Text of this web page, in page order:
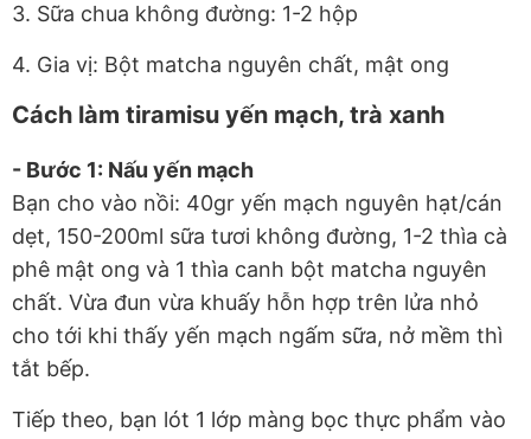
3. Sữa chua không đường: 1-2 hộp
4. Gia vị: Bột matcha nguyên chất, mật ong
Cách làm tiramisu yến mạch, trà xanh
- Bước 1: Nấu yến mạch
Bạn cho vào nồi: 40gr yến mạch nguyên hạt/cán
dẹt, 150-200ml sữa tươi không đường, 1-2 thìa cà
phê mật ong và 1 thìa canh bột matcha nguyên
chất. Vừa đun vừa khuấy hỗn hợp trên lửa nhỏ
cho tới khi thấy yến mạch ngấm sữa, nở mềm thì
tắt bếp.
Tiếp theo, bạn lót 1 lớp màng bọc thực phẩm vào